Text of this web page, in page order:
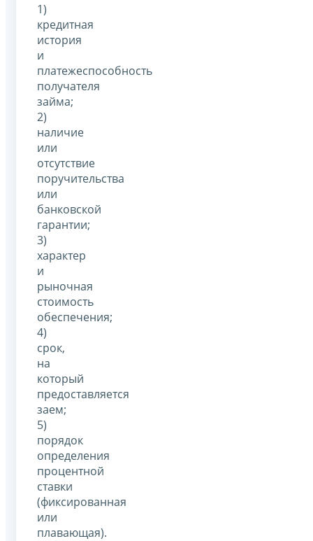
1)
кредитная
история
и
платежеспособность
получателя
займа;
2)
наличие
или
отсутствие
поручительства
или
банковской
гарантии;
3)
характер
и
рыночная
стоимость
обеспечения;
4)
срок,
на
который
предоставляется
заем;
5)
порядок
определения
процентной
ставки
(фиксированная
или
плавающая).